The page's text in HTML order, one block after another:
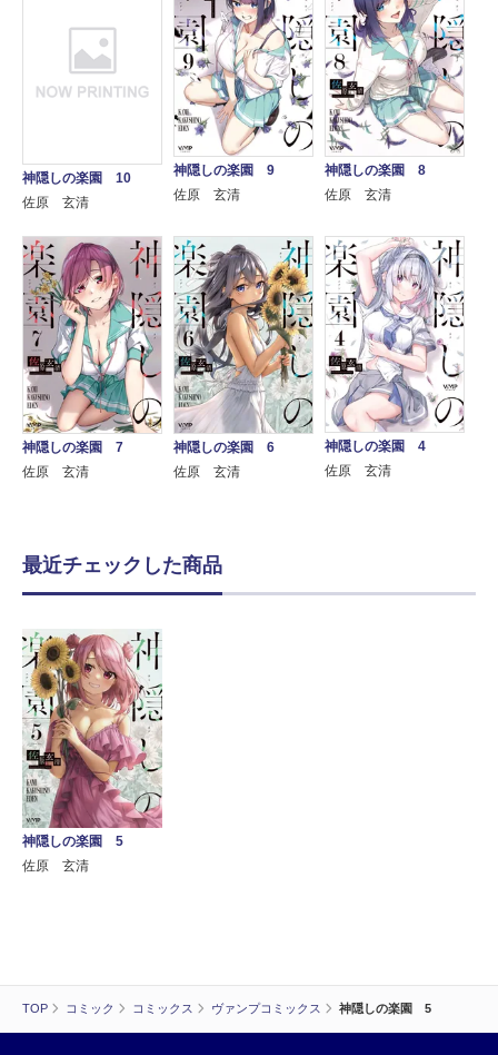
TOP コミック コミックス ヴァンプコミックス 神隠しの楽園 5
神隠しの楽園 10
佐原 玄清
神隠しの楽園 9
佐原 玄清
神隠しの楽園 8
佐原 玄清
神隠しの楽園 7
佐原 玄清
神隠しの楽園 6
佐原 玄清
神隠しの楽園 4
佐原 玄清
最近チェックした商品
神隠しの楽園 5
佐原 玄清